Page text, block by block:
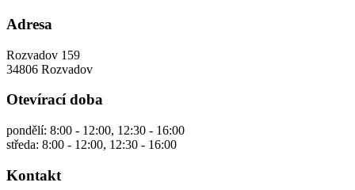
Adresa
Rozvadov 159
34806 Rozvadov
Otevírací doba
pondělí: 8:00 - 12:00, 12:30 - 16:00
středa: 8:00 - 12:00, 12:30 - 16:00
Kontakt